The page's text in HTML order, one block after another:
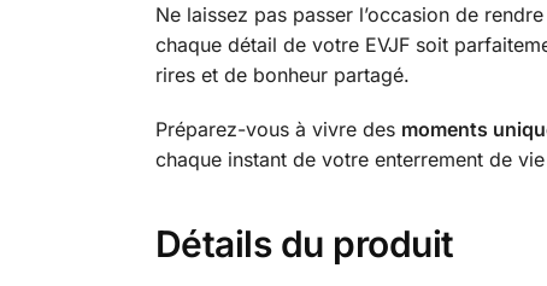
Ne laissez pas passer l’occasion de
chaque détail de votre EVJF soit
rires et de bonheur partagé.
Préparez-vous à vivre des moments
chaque instant de votre enterrement de
Détails du produit